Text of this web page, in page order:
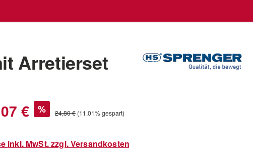
Arretierset
€ % Regulärer Preis:
24,80 € (11.01% gespart)
inkl. MwSt. zzgl. Versandkosten